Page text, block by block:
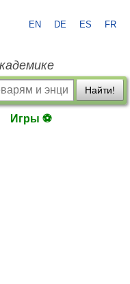
EN DE ES FR
Найти!
Игры ⚽